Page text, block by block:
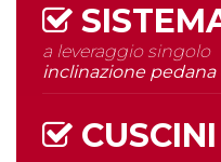
a leveraggio singolo
inclinazione pedana